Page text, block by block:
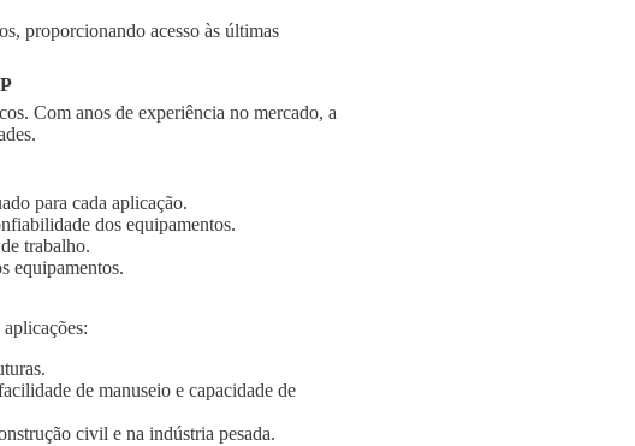
proporcionando acesso às últimas
Com anos de experiência no mercado, a
para cada aplicação.
dos equipamentos.
trabalho.
equipamentos.
de manuseio e capacidade de
civil e na indústria pesada.